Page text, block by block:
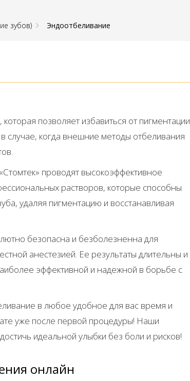
зубов) Эндоотбеливание
позволяет избавиться от пигментации
случае, когда внешние методы отбеливания
проводят высокоэффективное
растворов, которые способны
удаляя пигментацию и восстанавливая
безопасна и безболезненна для
анестезией. Ее результаты длительны и
эффективной и надежной в борьбе с
в любое удобное для вас время и
уже после первой процедуры! Наши
идеальной улыбки без боли и рисков!
онлайн